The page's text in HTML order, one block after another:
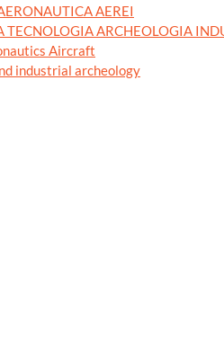
AEREI
TECNOLOGIA ARCHEOLOGIA
Aircraft
industrial archeology